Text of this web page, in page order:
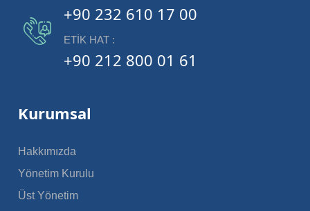
+90 232 610 17 00
ETIK HAT :
+90 212 800 01 61
Kurumsal
Hakkımızda
Yönetim Kurulu
Üst Yönetim